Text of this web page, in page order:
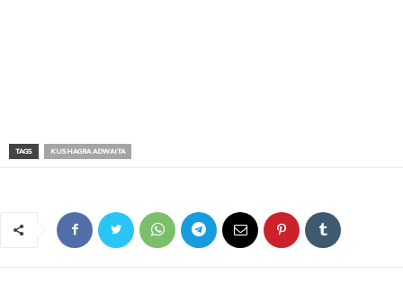
TAGS KUSHAGRA ADWAITA